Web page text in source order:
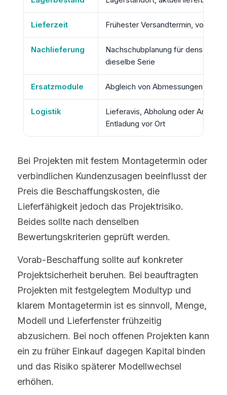
Bei Projekten mit festem Montagetermin oder
verbindlichen Kundenzusagen beeinflusst der
Preis die Beschaffungskosten, die
Lieferfähigkeit jedoch das Projektrisiko.
Beides sollte nach denselben
Bewertungskriterien geprüft werden.
Vorab-Beschaffung sollte auf konkreter
Projektsicherheit beruhen. Bei beauftragten
Projekten mit festgelegtem Modultyp und
klarem Montagetermin ist es sinnvoll, Menge,
Modell und Lieferfenster frühzeitig
abzusichern. Bei noch offenen Projekten kann
ein zu früher Einkauf dagegen Kapital binden
und das Risiko späterer Modellwechsel
erhöhen.